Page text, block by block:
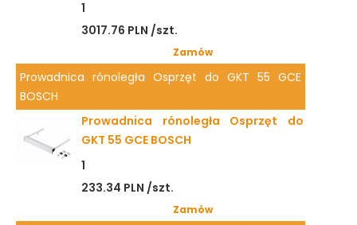
1
3017.76 PLN /szt.
Zamów
Prowadnica rónoległa Osprzęt do GKT 55 GCE
BOSCH
Prowadnica rónoległa Osprzęt do
GKT 55 GCE BOSCH
1
233.34 PLN /szt.
Zamów